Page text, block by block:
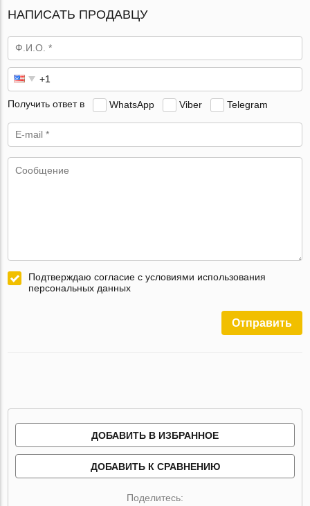
НАПИСАТЬ ПРОДАВЦУ
Получить ответ в WhatsApp Viber Telegram
Подтверждаю согласие с условиями использования
персональных данных
Отправить
ДОБАВИТЬ В ИЗБРАННОЕ
ДОБАВИТЬ К СРАВНЕНИЮ
Поделитесь: